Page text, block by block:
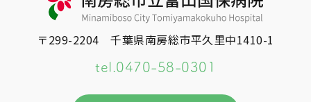
〒299-2204 千葉県南房総市平久里中1410-1
tel. 0470-58-0301